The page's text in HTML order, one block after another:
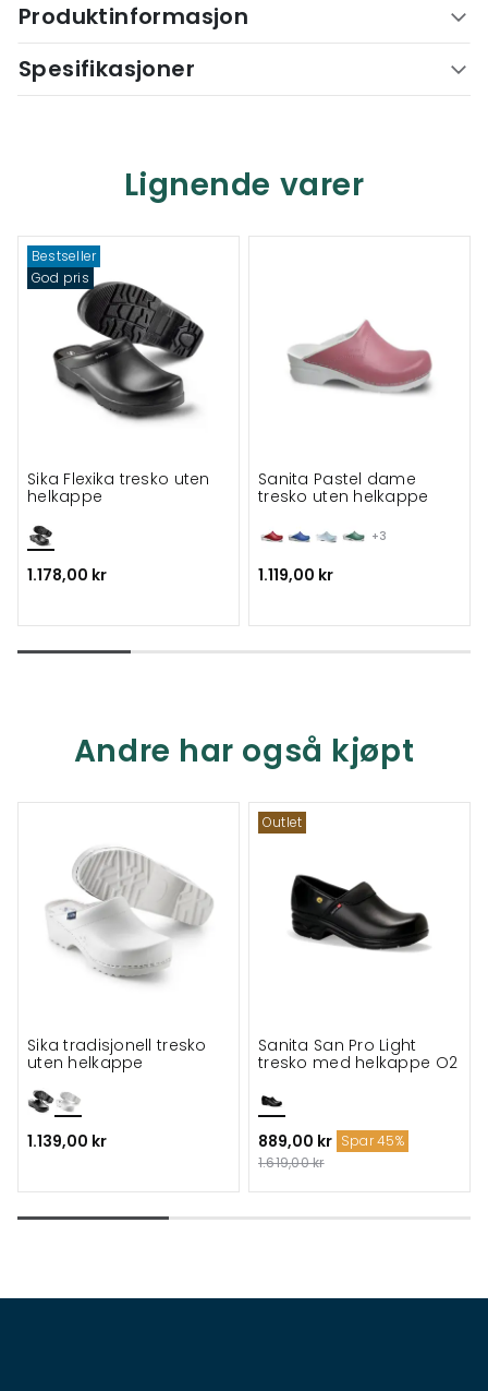
Produktinformasjon
Spesifikasjoner
Lignende varer
Bestseller
God pris
Sika Flexika tresko uten
helkappe
1.178,00 kr
+3
Sanita Pastel dame
tresko uten helkappe
1.119,00 kr
Andre har også kjøpt
Sika tradisjonell tresko
uten helkappe
1.139,00 kr
Outlet
Sanita San Pro Light
tresko med helkappe O2
889,00 kr Spar 45%
1.619,00 kr